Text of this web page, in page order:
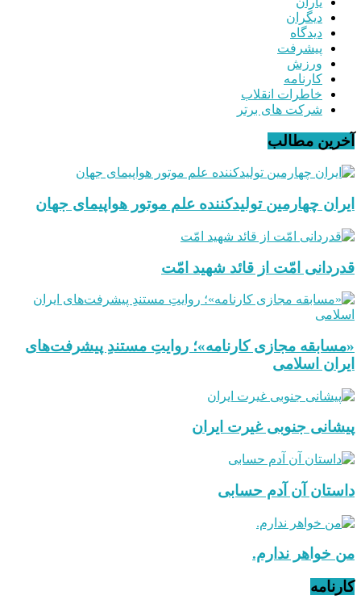
دیگران
دیدگاه
پیشرفت
ورزش
کارنامه
خاطرات انقلاب
شرکت های برتر
آخرین مطالب
ایران چهارمین تولیدکننده علم موتور هواپیمای جهان
قدردانی امّت از قائد شهید امّت
«مسابقه مجازی کارنامه»؛ روایتِ مستندِ پیشرفت‌های
ایران اسلامی
پیشانی جنوبی غیرت ایران
داستان آن آدم حسابی
من خواهر ندارم.
کارنامه